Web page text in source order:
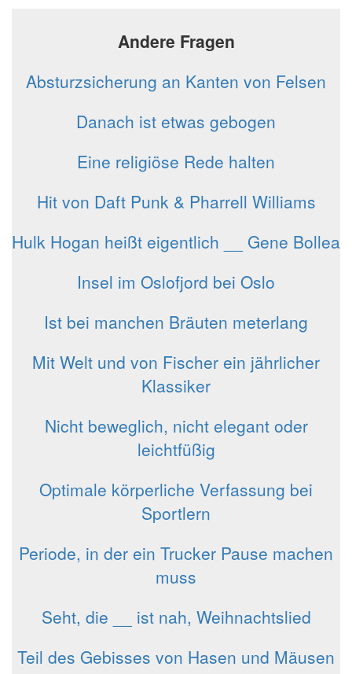
Andere Fragen
Absturzsicherung an Kanten von Felsen
Danach ist etwas gebogen
Eine religiöse Rede halten
Hit von Daft Punk & Pharrell Williams
Hulk Hogan heißt eigentlich __ Gene Bollea
Insel im Oslofjord bei Oslo
Ist bei manchen Bräuten meterlang
Mit Welt und von Fischer ein jährlicher
Klassiker
Nicht beweglich, nicht elegant oder
leichtfüßig
Optimale körperliche Verfassung bei
Sportlern
Periode, in der ein Trucker Pause machen
muss
Seht, die __ ist nah, Weihnachtslied
Teil des Gebisses von Hasen und Mäusen